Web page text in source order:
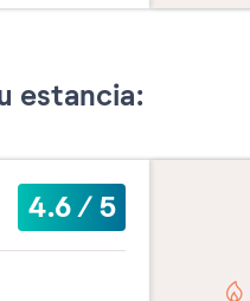
estancia:
4.6/5